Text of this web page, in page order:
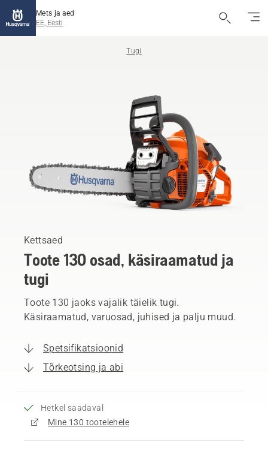
Mets ja aed
EE, Eesti
Tugi
Kettsaed
Toote 130 osad, käsiraamatud ja
tugi
Toote 130 jaoks vajalik täielik tugi.
Käsiraamatud, varuosad, juhised ja palju muud.
Spetsifikatsioonid
Tõrkeotsing ja abi
Hetkel saadaval
Mine 130 tootelehele